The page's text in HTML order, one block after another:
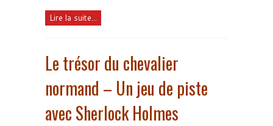
Lire la suite...
Le trésor du chevalier
normand – Un jeu de piste
avec Sherlock Holmes